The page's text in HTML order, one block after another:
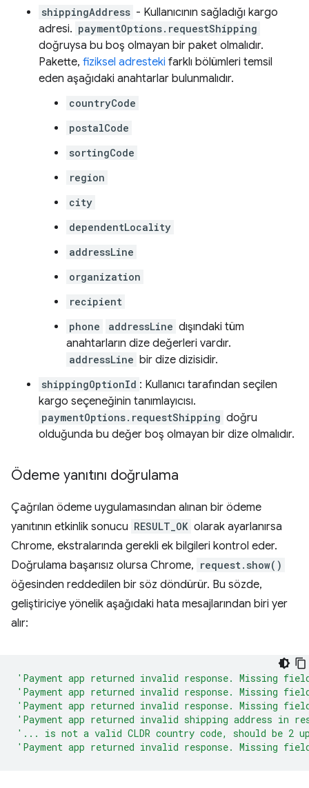
shippingAddress - Kullanıcının sağladığı kargo
adresi. paymentOptions.requestShipping
doğruysa bu boş olmayan bir paket olmalıdır.
Pakette, fiziksel adresteki farklı bölümleri temsil
eden aşağıdaki anahtarlar bulunmalıdır.
countryCode
postalCode
sortingCode
region
city
dependentLocality
addressLine
organization
recipient
phone
addressLine dışındaki tüm
anahtarların dize değerleri vardır.
addressLine bir dize dizisidir.
shippingOptionId : Kullanıcı tarafından seçilen
kargo seçeneğinin tanımlayıcısı.
paymentOptions.requestShipping doğru
olduğunda bu değer boş olmayan bir dize olmalıdır.
Ödeme yanıtını doğrulama
Çağrılan ödeme uygulamasından alınan bir ödeme
yanıtının etkinlik sonucu RESULT_OK olarak ayarlanırsa
Chrome, ekstralarında gerekli ek bilgileri kontrol eder.
Doğrulama başarısız olursa Chrome, request.show()
öğesinden reddedilen bir söz döndürür. Bu sözde,
geliştiriciye yönelik aşağıdaki hata mesajlarından biri yer
alır:
'Payment app returned invalid response. Missing
'Payment app returned invalid response. Missing
'Payment app returned invalid response. Missing
'Payment app returned invalid shipping address in
'... is not a valid CLDR country code, should be 2
'Payment app returned invalid response. Missing